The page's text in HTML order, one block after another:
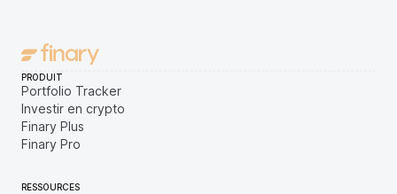
PRODUIT
Portfolio Tracker
Investir en crypto
Finary Plus
Finary Pro
RESSOURCES